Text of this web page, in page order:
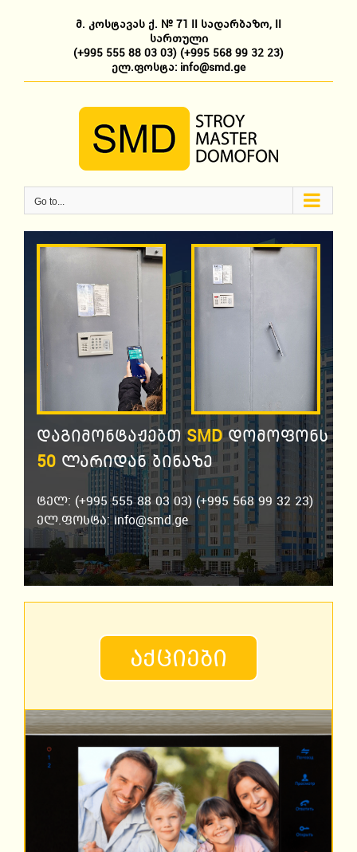
მ. კოსტავას ქ. № 71 II სადარბაზო, II
სართული
(+995 555 88 03 03) (+995 568 99 32 23)
ელ.ფოსტა: info@smd.ge
Go to...
დაგიმონტაჟებთ SMDდომოფონს
50 ლარიდან ბინაზე
ტელ: (+995 555 88 03 03) (+995 568 99 32 23)
ელ.ფოსტა: info@smd.ge
ᲐᲥᲪᲘᲔᲑᲘ